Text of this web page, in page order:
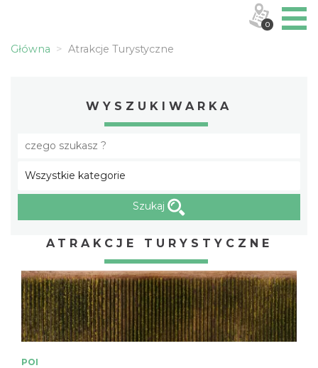
Główna Atrakcje Turystyczne
WYSZUKIWARKA
Szukaj
ATRAKCJE TURYSTYCZNE
POI
0